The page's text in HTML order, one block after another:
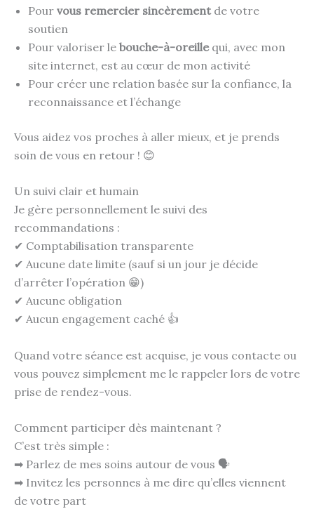
Pour vous remercier sincèrementde votre
soutien
Pour valoriser le bouche-à-oreillequi, avec mon
site internet, est au cœur de mon activité
Pour créer une relation basée sur la confiance, la
reconnaissance et l’échange
Vous aidez vos proches à aller mieux, et je prends
soin de vous en retour ! 😊
Un suivi clair et humain
Je gère personnellement le suivi des
recommandations :
✔ Comptabilisation transparente
✔ Aucune date limite (sauf si un jour je décide
d’arrêter l’opération 😁)
✔ Aucune obligation
✔ Aucun engagement caché 👍
Quand votre séance est acquise, je vous contacte ou
vous pouvez simplement me le rappeler lors de votre
prise de rendez-vous.
Comment participer dès maintenant ?
C’est très simple :
➡ Parlez de mes soins autour de vous 🗣
➡ Invitez les personnes à me dire qu’elles viennent
de votre part